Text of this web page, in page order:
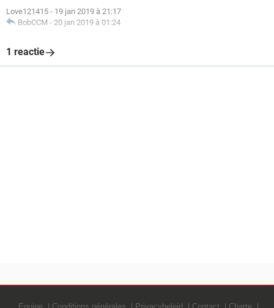
Love121415 - 19 jan 2019 à 21:17
BobCCM - 20 jan 2019 à 01:24
1 reactie